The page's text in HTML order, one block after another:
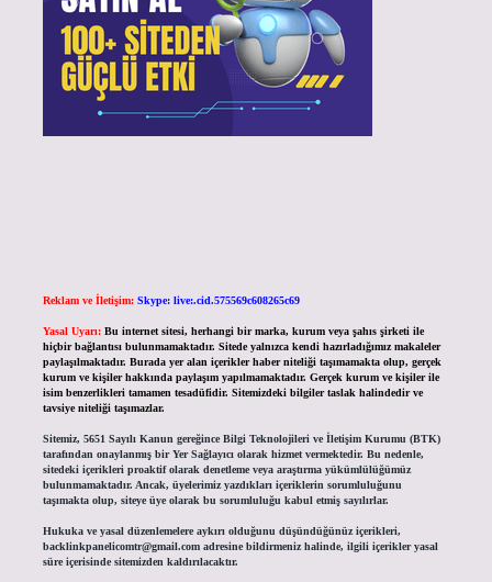
Reklam ve İletişim: Skype: live:.cid.575569c608265c69
Yasal Uyarı: Bu internet sitesi, herhangi bir marka, kurum veya şahıs şirketi ile
hiçbir bağlantısı bulunmamaktadır. Sitede yalnızca kendi hazırladığımız makaleler
paylaşılmaktadır. Burada yer alan içerikler haber niteliği taşımamakta olup, gerçek
kurum ve kişiler hakkında paylaşım yapılmamaktadır. Gerçek kurum ve kişiler ile
isim benzerlikleri tamamen tesadüfidir. Sitemizdeki bilgiler taslak halindedir ve
tavsiye niteliği taşımazlar.
Sitemiz, 5651 Sayılı Kanun gereğince Bilgi Teknolojileri ve İletişim Kurumu (BTK)
tarafından onaylanmış bir Yer Sağlayıcı olarak hizmet vermektedir. Bu nedenle,
sitedeki içerikleri proaktif olarak denetleme veya araştırma yükümlülüğümüz
bulunmamaktadır. Ancak, üyelerimiz yazdıkları içeriklerin sorumluluğunu
taşımakta olup, siteye üye olarak bu sorumluluğu kabul etmiş sayılırlar.
Hukuka ve yasal düzenlemelere aykırı olduğunu düşündüğünüz içerikleri,
backlinkpanelicomtr@gmail.comadresine bildirmeniz halinde, ilgili içerikler yasal
süre içerisinde sitemizden kaldırılacaktır.